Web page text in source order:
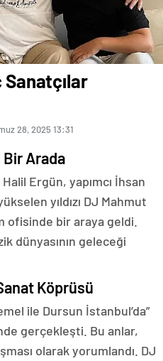
Sanatçılar
28, 2025 13:31
Bir Arada
Ergün, yapımcı İhsan
yıldızı DJ Mahmut
ofisinde bir araya geldi.
dünyasının geleceği
Köprüsü
ile Dursun İstanbul’da”
gerçekleşti. Bu anlar,
olarak yorumlandı. DJ